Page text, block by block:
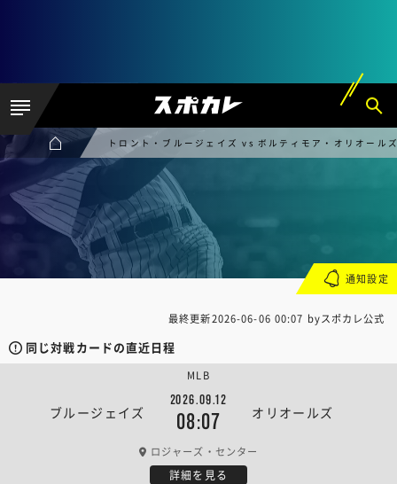
トロント・ブルージェイズ vs ボルティモア・オリオール
最終更新2026-06-06 00:07 byスポカレ公式
同じ対戦カードの直近日程
ブルージェイズ
2026.09.12
08:07 オリオールズ
MLB
ロジャーズ・センター
詳細を見る
通知設定